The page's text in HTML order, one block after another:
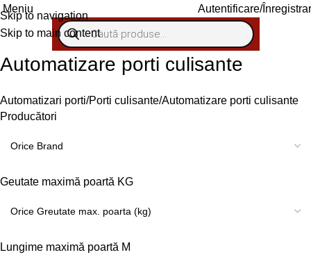
Skip to navigation
Skip to main content
Meniu Autentificare/
Automatizare porti culisante
Automatizari porti Porti culisante Automatizare porti culisante
Producători
Geutate maximă poartă KG
Lungime maximă poartă M